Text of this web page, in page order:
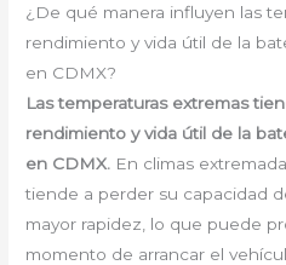
¿De qué manera influyen las
rendimiento y vida útil de la
en CDMX?
Las temperaturas extremas
rendimiento y vida útil de la
en CDMX. En climas
tiende a perder su capacidad
mayor rapidez, lo que puede
momento de arrancar el